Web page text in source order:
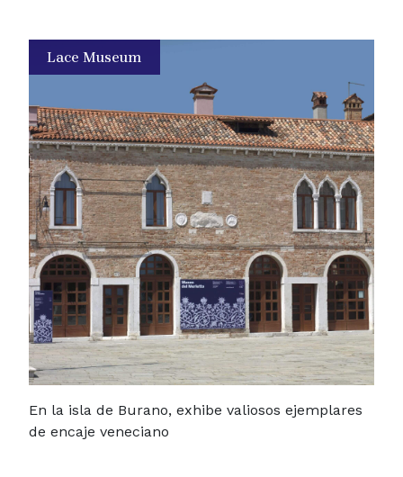
Lace Museum
En la isla de Burano, exhibe valiosos ejemplares
de encaje veneciano